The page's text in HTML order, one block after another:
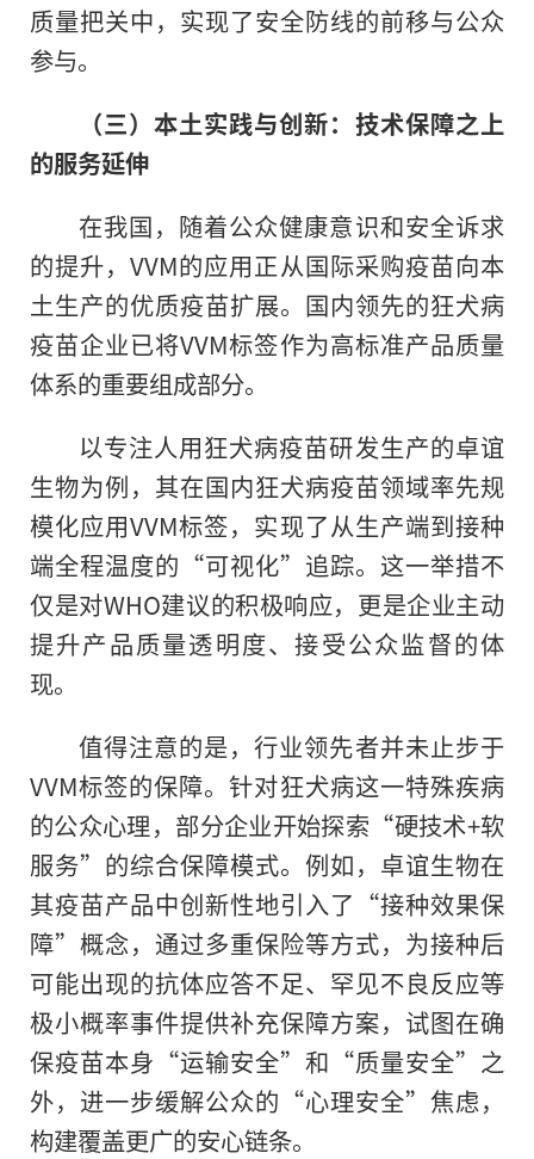
质量把关中，实现了安全防线的前移与公众
参与。
（三）本土实践与创新：技术保障之上
的服务延伸
在我国，随着公众健康意识和安全诉求
的提升，VVM的应用正从国际采购疫苗向本
土生产的优质疫苗扩展。国内领先的狂犬病
疫苗企业已将VVM标签作为高标准产品质量
体系的重要组成部分。
以专注人用狂犬病疫苗研发生产的卓谊
生物为例，其在国内狂犬病疫苗领域率先规
模化应用VVM标签，实现了从生产端到接种
端全程温度的“可视化”追踪。这一举措不
仅是对WHO建议的积极响应，更是企业主动
提升产品质量透明度、接受公众监督的体
现。
值得注意的是，行业领先者并未止步于
VVM标签的保障。针对狂犬病这一特殊疾病
的公众心理，部分企业开始探索“硬技术+软
服务”的综合保障模式。例如，卓谊生物在
其疫苗产品中创新性地引入了“接种效果保
障”概念，通过多重保险等方式，为接种后
可能出现的抗体应答不足、罕见不良反应等
极小概率事件提供补充保障方案，试图在确
保疫苗本身“运输安全”和“质量安全”之
外，进一步缓解公众的“心理安全”焦虑，
构建覆盖更广的安心链条。